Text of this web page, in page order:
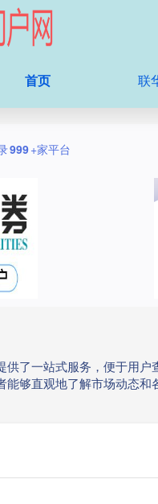
首页 联
999+家平台
供了一站式服务，便于用
够直观地了解市场动态和